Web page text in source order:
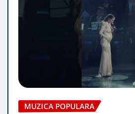
MUZICA POPULARA